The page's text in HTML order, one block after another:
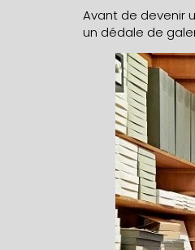
Avant de devenir
un dédale de